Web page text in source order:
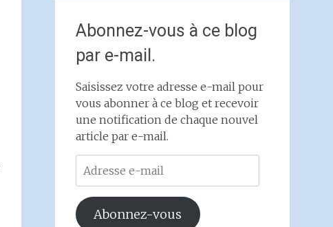
Abonnez-vous à ce blog
par e-mail.
Saisissez votre adresse e-mail pour
vous abonner à ce blog et recevoir
une notification de chaque nouvel
article par e-mail.
Adresse
e-
mail
Abonnez-vous